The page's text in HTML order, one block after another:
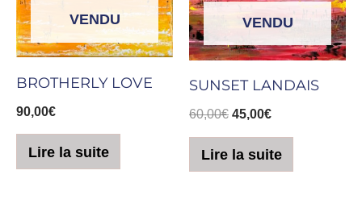
VENDU
BROTHERLY LOVE
90,00€
Lire la suite
VENDU
SUNSET LANDAIS
60,00€ 45,00€
Lire la suite